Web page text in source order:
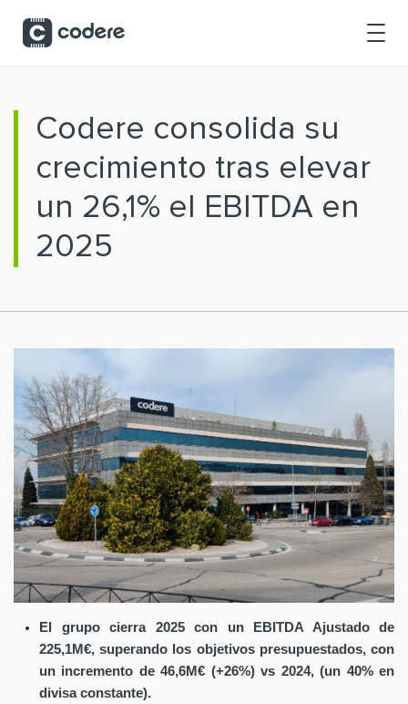
Codere consolida su
crecimiento tras elevar
un 26,1% el EBITDA en
2025
El grupo cierra 2025 con un EBITDA Ajustado de
225,1M€, superando los objetivos presupuestados, con
un incremento de 46,6M€ (+26%) vs 2024, (un 40% en
divisa constante).